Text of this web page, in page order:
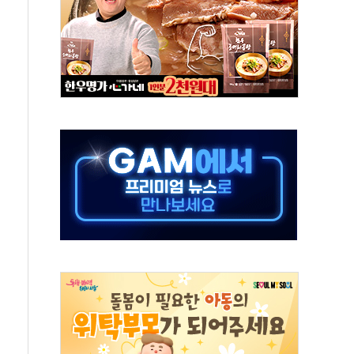
400명 맞이…"마음 잇는 시간 되길"
확정되나…재상고 앞두고 막판 셈법
행복상자' 전달
거꾸로' 논란…이틀만에 철거
대 최대폭 감소한 9.4%↓…유통업계 양극화 심화
사'로 콜롬비아 대통령 취임식 참석
간당 30mm 강한 비...호우 피해 없어
…野 "청년 우롱 기괴" vs 與 "송구한 해프닝"